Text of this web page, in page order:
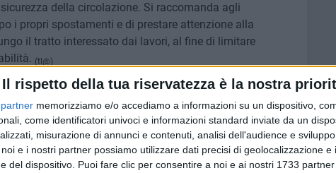
Il rispetto della tua riservatezza è la nostra
partner memorizziamo e/o accediamo a informazioni su un dispositivo,
come identificatori univoci e informazioni standard inviate da un
misurazione di annunci e contenuti, analisi dell'audience e sviluppo
e i nostri partner possiamo utilizzare dati precisi di geolocalizzazione e
del dispositivo. Puoi fare clic per consentire a noi e ai nostri 1733
della circolazione. Si raccomanda agli
i propri spostamenti e di prestare attenzione alla
il tratto interessato dai lavori, al fine di limitare
(tl@)